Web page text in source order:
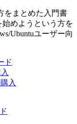
をまとめた入門書
めようという方を
Ubuntuユーザー向
ド
入